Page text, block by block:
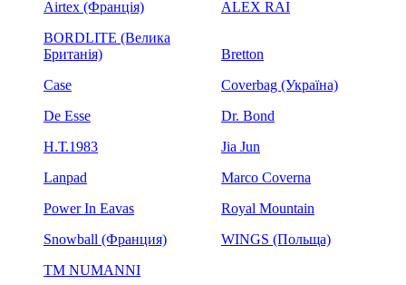
Airtex (Франція)
ALEX RAI
BORDLITE (Велика
Британія)
Bretton
Case
Coverbag (Україна)
De Esse
Dr. Bond
H.Т.1983
Jia Jun
Lanpad
Marco Coverna
Power In Eavas
Royal Mountain
Snowball (Франция)
WINGS (Польща)
ТМ NUMANNI